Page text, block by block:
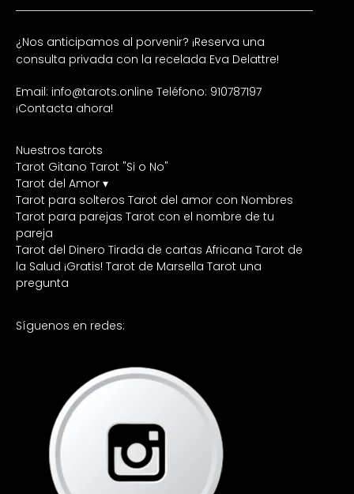
¿Nos anticipamos al porvenir? ¡Reserva una
consulta privada con la recelada Eva Delattre!
Email: info@tarots.online Teléfono: 910787197
¡Contacta ahora!
Nuestros tarots
Tarot Gitano Tarot "Si o No"
Tarot del Amor ▾
Tarot para solteros Tarot del amor con Nombres
Tarot para parejas Tarot con el nombre de tu
pareja
Tarot del Dinero Tirada de cartas Africana Tarot de
la Salud ¡Gratis! Tarot de Marsella Tarot una
pregunta
Síguenos en redes: